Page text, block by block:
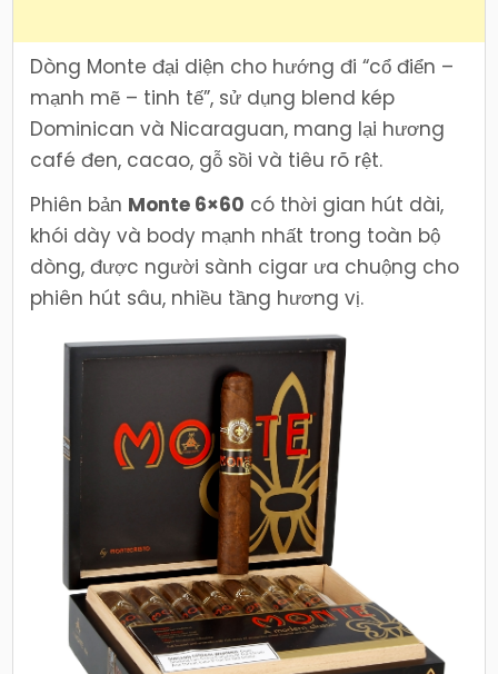
Dòng Monte đại diện cho hướng đi “cổ điển –
mạnh mẽ – tinh tế”, sử dụng blend kép
Dominican và Nicaraguan, mang lại hương
café đen, cacao, gỗ sồi và tiêu rõ rệt.
Phiên bản Monte 6×60 có thời gian hút dài,
khói dày và body mạnh nhất trong toàn bộ
dòng, được người sành cigar ưa chuộng cho
phiên hút sâu, nhiều tầng hương vị.